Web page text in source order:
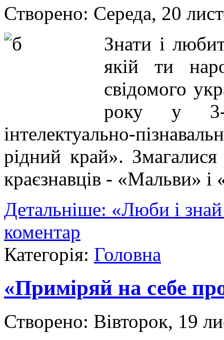
Створено: Середа, 20
Знати і
якій ти
свідомого
року у 3-
інтелектуально-
рідний край».
краєзнавців - «Мальви» і
Детальніше: «Люби і
коментар
Категорія: Головна
«Приміряй на себе
Створено: Вівторок, 19